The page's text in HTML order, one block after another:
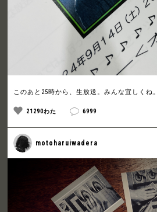
このあと25時から、生放送。みんな宜しくね。
21290わた 6999
motoharuiwadera